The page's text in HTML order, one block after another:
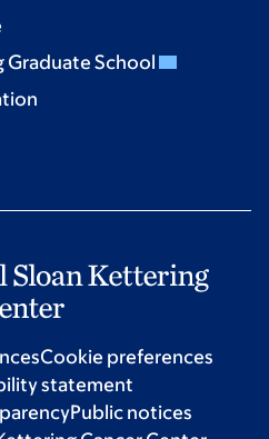
Graduate School
Cookie preferences
statement
Public notices